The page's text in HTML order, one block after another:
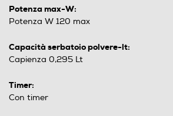
Potenza max-W:
Potenza W 120 max
Capacità serbatoio polvere-lt:
Capienza 0,295 Lt
Timer:
Con timer